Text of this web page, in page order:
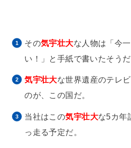
その気宇壮大な人物は「今
い！」と手紙で書いたそうだ
気宇壮大な世界遺産のテレ
のが、この国だ。
当社はこの気宇壮大な5カ年
っ走る予定だ。